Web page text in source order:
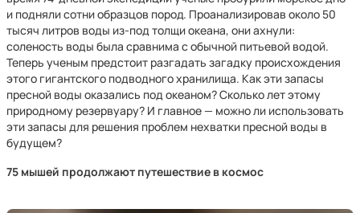
и подняли сотни образцов пород. Проанализировав около 50
тысяч литров воды из-под толщи океана, они ахнули:
соленость воды была сравнима с обычной питьевой водой.
Теперь ученым предстоит разгадать загадку происхождения
этого гигантского подводного хранилища. Как эти запасы
пресной воды оказались под океаном? Сколько лет этому
природному резервуару? И главное — можно ли использовать
эти запасы для решения проблем нехватки пресной воды в
будущем?
75 мышей продолжают путешествие в космос